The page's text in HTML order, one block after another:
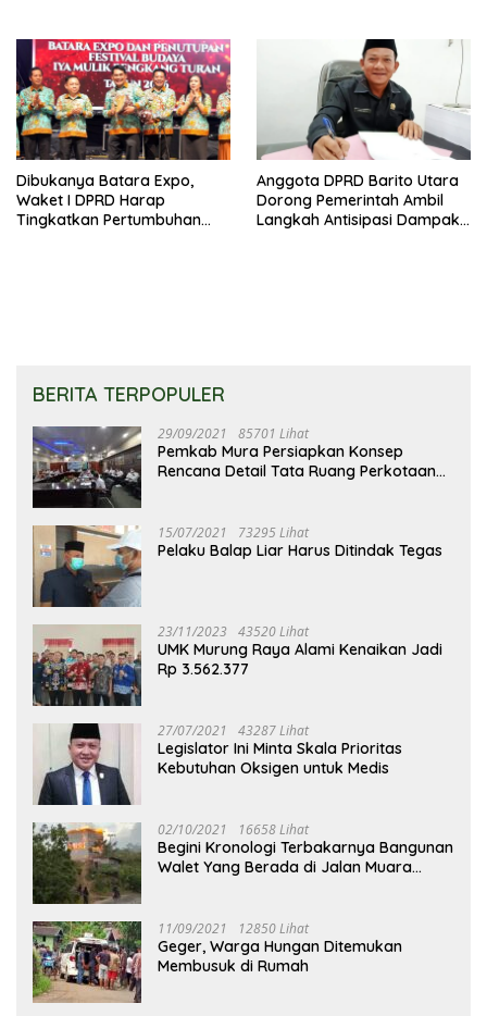
Dibukanya Batara Expo,
Waket I DPRD Harap
Tingkatkan Pertumbuhan
Anggota DPRD Barito Utara
Dorong Pemerintah Ambil
Langkah Antisipasi Dampak
BERITA TERPOPULER
29/09/2021 85701 Lihat
Pemkab Mura Persiapkan Konsep
Rencana Detail Tata Ruang Perkotaan
15/07/2021 73295 Lihat
Pelaku Balap Liar Harus Ditindak Tegas
23/11/2023 43520 Lihat
UMK Murung Raya Alami Kenaikan Jadi
Rp 3.562.377
27/07/2021 43287 Lihat
Legislator Ini Minta Skala Prioritas
Kebutuhan Oksigen untuk Medis
02/10/2021 16658 Lihat
Begini Kronologi Terbakarnya Bangunan
Walet Yang Berada di Jalan Muara
11/09/2021 12850 Lihat
Geger, Warga Hungan Ditemukan
Membusuk di Rumah